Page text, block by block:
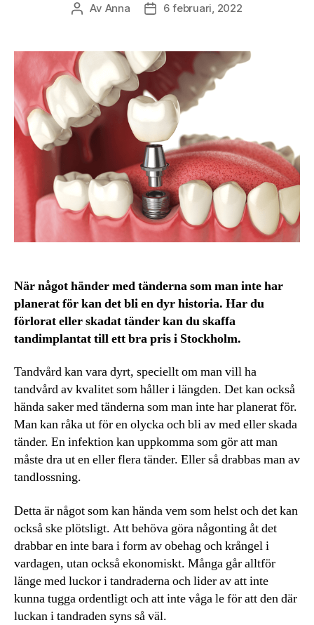
Inläggsförfattare
Av Anna Inläggsdatum
6 februari, 2022
När något händer med tänderna som man inte har
planerat för kan det bli en dyr historia. Har du
förlorat eller skadat tänder kan du skaffa
tandimplantat till ett bra pris i Stockholm.
Tandvård kan vara dyrt, speciellt om man vill ha
tandvård av kvalitet som håller i längden. Det kan också
hända saker med tänderna som man inte har planerat för.
Man kan råka ut för en olycka och bli av med eller skada
tänder. En infektion kan uppkomma som gör att man
måste dra ut en eller flera tänder. Eller så drabbas man av
tandlossning.
Detta är något som kan hända vem som helst och det kan
också ske plötsligt. Att behöva göra någonting åt det
drabbar en inte bara i form av obehag och krångel i
vardagen, utan också ekonomiskt. Många går alltför
länge med luckor i tandraderna och lider av att inte
kunna tugga ordentligt och att inte våga le för att den där
luckan i tandraden syns så väl.